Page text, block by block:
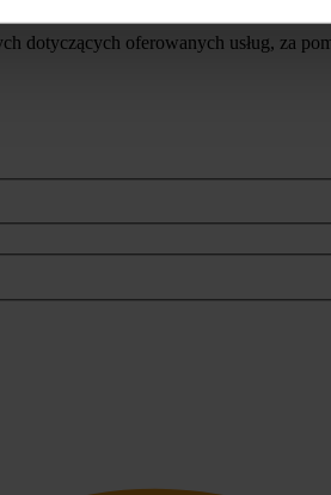
dotyczących oferowanych usług, za